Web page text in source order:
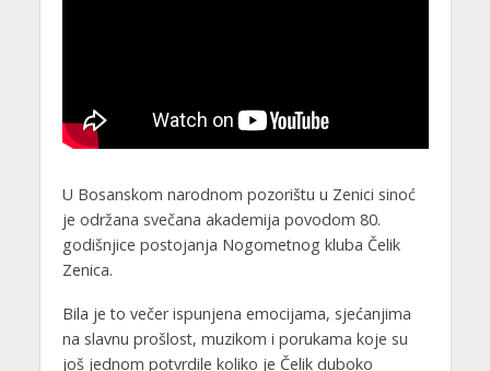
U Bosanskom narodnom pozorištu u Zenici sinoć
je održana svečana akademija povodom 80.
godišnjice postojanja Nogometnog kluba Čelik
Zenica.
Bila je to večer ispunjena emocijama, sjećanjima
na slavnu prošlost, muzikom i porukama koje su
još jednom potvrdile koliko je Čelik duboko